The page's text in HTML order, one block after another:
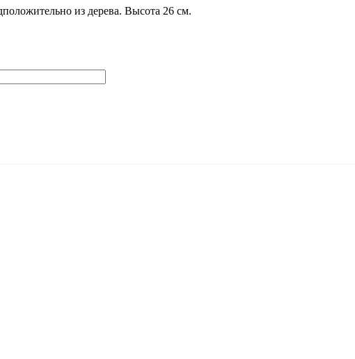
из дерева. Высота 26 см.